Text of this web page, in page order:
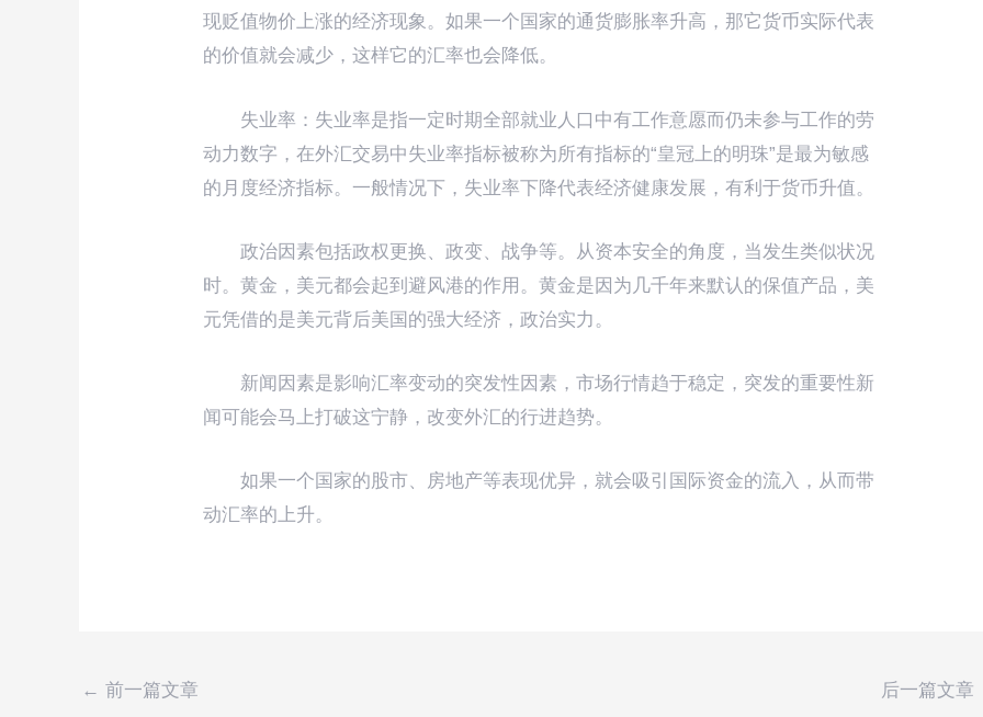
现贬值物价上涨的经济现象。如果一个国家的通货膨胀率升高，那它货币实际代表
的价值就会减少，这样它的汇率也会降低。
失业率：失业率是指一定时期全部就业人口中有工作意愿而仍未参与工作的劳
动力数字，在外汇交易中失业率指标被称为所有指标的“皇冠上的明珠”是最为敏感
的月度经济指标。一般情况下，失业率下降代表经济健康发展，有利于货币升值。
政治因素包括政权更换、政变、战争等。从资本安全的角度，当发生类似状况
时。黄金，美元都会起到避风港的作用。黄金是因为几千年来默认的保值产品，美
元凭借的是美元背后美国的强大经济，政治实力。
新闻因素是影响汇率变动的突发性因素，市场行情趋于稳定，突发的重要性新
闻可能会马上打破这宁静，改变外汇的行进趋势。
如果一个国家的股市、房地产等表现优异，就会吸引国际资金的流入，从而带
动汇率的上升。
← 前一篇文章 后一篇文章